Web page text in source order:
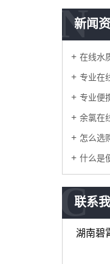
新闻
N
在线水
专业在
专业便
余氯在
怎么选
什么是
联系我
C
湖南碧